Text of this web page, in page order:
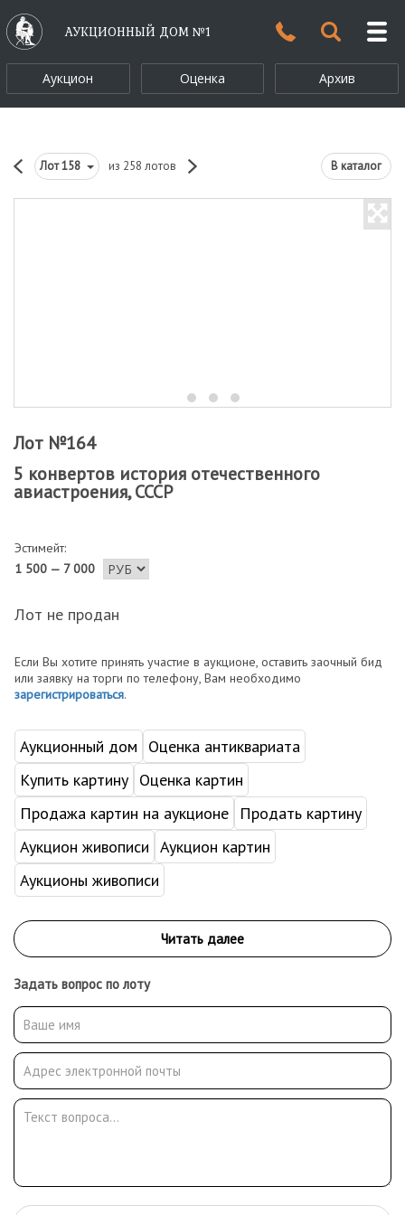
АУКЦИОННЫЙ ДОМ №1
Аукцион Оценка Архив
Лот158 из 258 лотов В каталог
Лот №164
5 конвертов история отечественного
авиастроения, СССР
Эстимейт:
1 500 — 7 000
Лот не продан
Если Вы хотите принять участие в аукционе, оставить заочный бид
или заявку на торги по телефону, Вам необходимо
зарегистрироваться.
Аукционный дом
Оценка антиквариата
Купить картину Оценка картин
Продажа картин на аукционе
Продать картину
Аукцион живописи Аукцион картин
Аукционы живописи
Задать вопрос по лоту